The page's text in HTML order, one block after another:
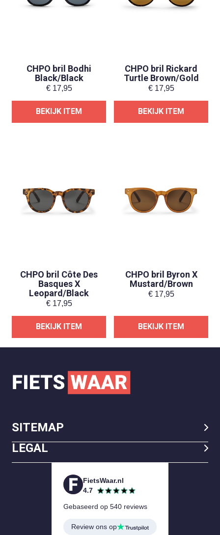
CHPO bril Bodhi
Black/Black
€17,95
BEKIJK ITEM
CHPO bril Rickard
Turtle Brown/Gold
€17,95
BEKIJK ITEM
CHPO bril Côte Des
Basques X
Leopard/Black
€17,95
BEKIJK ITEM
CHPO bril Byron X
Mustard/Brown
€17,95
BEKIJK ITEM
SITEMAP
LEGAL
FietsWaar.nl
4.7
Gebaseerd op 540 reviews
Review ons op